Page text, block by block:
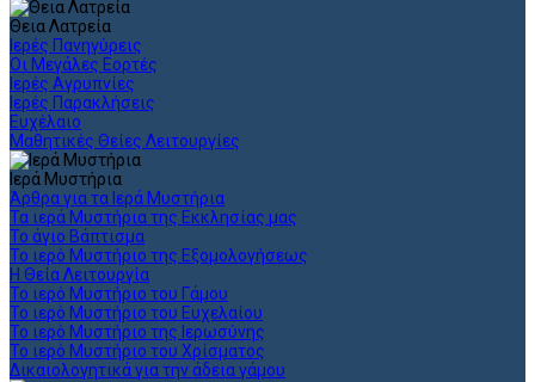
Θεια Λατρεία
Ιερές Πανηγύρεις
Οι Μεγάλες Εορτές
Ιερές Αγρυπνίες
Ιερές Παρακλήσεις
Ευχέλαιο
Μαθητικές Θείες Λειτουργίες
Ιερά Μυστήρια
Άρθρα για τα Ιερά Μυστήρια
Τα ιερά Μυστήρια της Εκκλησίας μας
Το άγιο Βάπτισμα
Το ιερό Μυστήριο της Εξομολογήσεως
Η Θεία Λειτουργία
Το ιερό Μυστήριο του Γάμου
Το ιερό Μυστήριο του Ευχελαίου
Το ιερό Μυστήριο της Ιερωσύνης
Το ιερό Μυστήριο του Χρίσματος
Δικαιολογητικά για την άδεια γάμου